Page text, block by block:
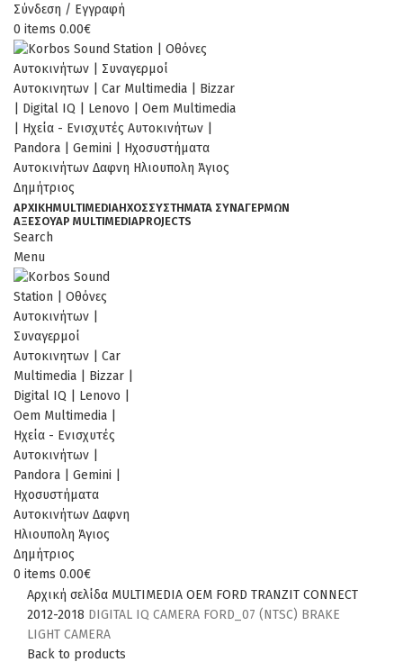
Σύνδεση / Εγγραφή
0 items 0.00€
ΑΡΧΙΚΉMULTIMEDIAΉΧΟΣΣΥΣΤΗΜΑΤΑ ΣΥΝΑΓΕΡΜΩΝ
ΑΞΕΣΟΥΆΡ MULTIMEDIAPROJECTS
Search
Menu
0 items 0.00€
Αρχική σελίδα MULTIMEDIA OEM FORD TRANZIT CONNECT
2012-2018 DIGITAL IQ CAMERA FORD_07 (NTSC) BRAKE
LIGHT CAMERA
Back to products